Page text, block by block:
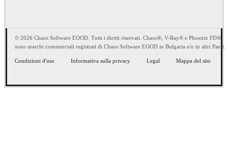
© 2026 Chaos Software EOOD. Tutti i diritti riservati. Chaos®, V-Ray® e Phoenix FD®
sono marchi commerciali registrati di Chaos Software EOOD in Bulgaria e/o in altri Paesi.
Condizioni d'uso Informativa sulla privacy Legal Mappa del sito